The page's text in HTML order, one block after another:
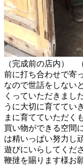
（完成前の店内）
前に打ち合わせで寄
なので世話をしない
くっていただきまし
うに大切に育ててい
まに育てていただく
買い物ができる空間
は精いっぱい努力し
遊びにいらしてくだ
鞭撻を賜ります様お